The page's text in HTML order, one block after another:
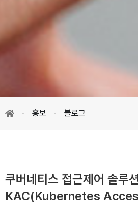
홍보 블로그
쿠버네티스 접근제어 솔루
KAC(Kubernetes